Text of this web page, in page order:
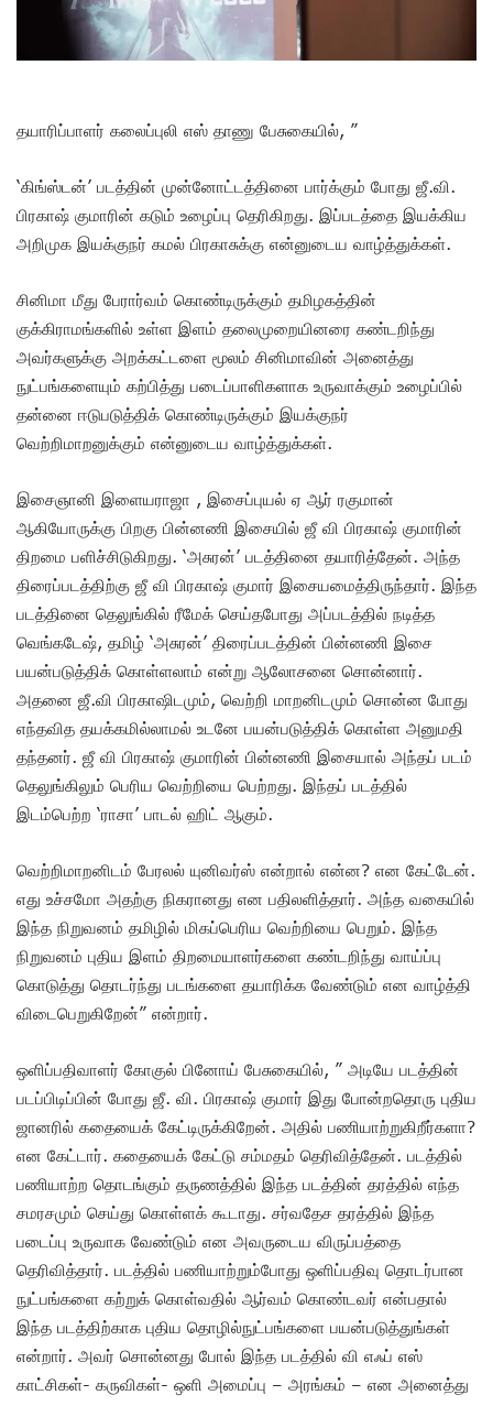
தயாரிப்பாளர் கலைப்புலி எஸ் தாணு பேசுகையில், ”
‘கிங்ஸ்டன்’ படத்தின் முன்னோட்டத்தினை பார்க்கும் போது ஜீ.வி.
பிரகாஷ் குமாரின் கடும் உழைப்பு தெரிகிறது. இப்படத்தை இயக்கிய
அறிமுக இயக்குநர் கமல் பிரகாசுக்கு என்னுடைய வாழ்த்துக்கள்.
சினிமா மீது பேரார்வம் கொண்டிருக்கும் தமிழகத்தின்
குக்கிராமங்களில் உள்ள இளம் தலைமுறையினரை கண்டறிந்து
அவர்களுக்கு அறக்கட்டளை மூலம் சினிமாவின் அனைத்து
நுட்பங்களையும் கற்பித்து படைப்பாளிகளாக உருவாக்கும் உழைப்பில்
தன்னை ஈடுபடுத்திக் கொண்டிருக்கும் இயக்குநர்
வெற்றிமாறனுக்கும் என்னுடைய வாழ்த்துக்கள்.
இசைஞானி இளையராஜா , இசைப்புயல் ஏ ஆர் ரகுமான்
ஆகியோருக்கு பிறகு பின்னணி இசையில் ஜீ வி பிரகாஷ் குமாரின்
திறமை பளிச்சிடுகிறது. ‘அசுரன்’ படத்தினை தயாரித்தேன். அந்த
திரைப்படத்திற்கு ஜீ வி பிரகாஷ் குமார் இசையமைத்திருந்தார். இந்த
படத்தினை தெலுங்கில் ரீமேக் செய்தபோது அப்படத்தில் நடித்த
வெங்கடேஷ், தமிழ் ‘அசுரன்’ திரைப்படத்தின் பின்னணி இசை
பயன்படுத்திக் கொள்ளலாம் என்று ஆலோசனை சொன்னார்.
அதனை ஜீ.வி பிரகாஷிடமும், வெற்றி மாறனிடமும் சொன்ன போது
எந்தவித தயக்கமில்லாமல் உடனே பயன்படுத்திக் கொள்ள அனுமதி
தந்தனர். ஜீ வி பிரகாஷ் குமாரின் பின்னணி இசையால் அந்தப் படம்
தெலுங்கிலும் பெரிய வெற்றியை பெற்றது. இந்தப் படத்தில்
இடம்பெற்ற ‘ராசா’ பாடல் ஹிட் ஆகும்.
வெற்றிமாறனிடம் பேரலல் யுனிவர்ஸ் என்றால் என்ன? என கேட்டேன்.
எது உச்சமோ அதற்கு நிகரானது என பதிலளித்தார். அந்த வகையில்
இந்த நிறுவனம் தமிழில் மிகப்பெரிய வெற்றியை பெறும். இந்த
நிறுவனம் புதிய இளம் திறமையாளர்களை கண்டறிந்து வாய்ப்பு
கொடுத்து தொடர்ந்து படங்களை தயாரிக்க வேண்டும் என வாழ்த்தி
விடைபெறுகிறேன்” என்றார்.
ஒளிப்பதிவாளர் கோகுல் பினோய் பேசுகையில், ” அடியே படத்தின்
படப்பிடிப்பின் போது ஜீ. வி. பிரகாஷ் குமார் இது போன்றதொரு புதிய
ஜானரில் கதையைக் கேட்டிருக்கிறேன். அதில் பணியாற்றுகிறீர்களா?
என கேட்டார். கதையைக் கேட்டு சம்மதம் தெரிவித்தேன். படத்தில்
பணியாற்ற தொடங்கும் தருணத்தில் இந்த படத்தின் தரத்தில் எந்த
சமரசமும் செய்து கொள்ளக் கூடாது. சர்வதேச தரத்தில் இந்த
படைப்பு உருவாக வேண்டும் என அவருடைய விருப்பத்தை
தெரிவித்தார். படத்தில் பணியாற்றும்போது ஒளிப்பதிவு தொடர்பான
நுட்பங்களை கற்றுக் கொள்வதில் ஆர்வம் கொண்டவர் என்பதால்
இந்த படத்திற்காக புதிய தொழில்நுட்பங்களை பயன்படுத்துங்கள்
என்றார். அவர் சொன்னது போல் இந்த படத்தில் வி எஃப் எஸ்
காட்சிகள்- கருவிகள்- ஒளி அமைப்பு – அரங்கம் – என அனைத்து